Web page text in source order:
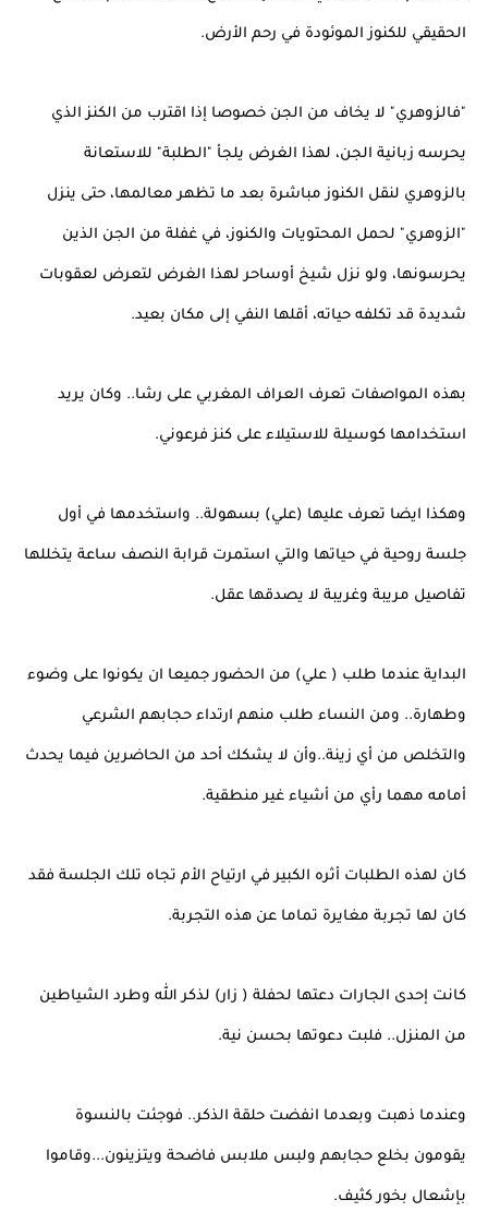
الحقيقي للكنوز الموئودة في رحم الأرض.
"فالزوهري" لا يخاف من الجن خصوصا إذا اقترب من الكنز الذي
يحرسه زبانية الجن، لهذا الغرض يلجأ "الطلبة" للاستعانة
بالزوهري لنقل الكنوز مباشرة بعد ما تظهر معالمها، حتى ينزل
"الزوهري" لحمل المحتويات والكنوز، في غفلة من الجن الذين
يحرسونها، ولو نزل شيخ أوساحر لهذا الغرض لتعرض لعقوبات
شديدة قد تكلفه حياته، أقلها النفي إلى مكان بعيد.
بهذه المواصفات تعرف العراف المغربي على رشا.. وكان يريد
استخدامها كوسيلة للاستيلاء على كنز فرعوني.
وهكذا ايضا تعرف عليها (علي) بسهولة.. واستخدمها في أول
جلسة روحية في حياتها والتي استمرت قرابة النصف ساعة يتخللها
تفاصيل مريبة وغريبة لا يصدقها عقل.
البداية عندما طلب ( علي) من الحضور جميعا ان يكونوا على وضوء
وطهارة.. ومن النساء طلب منهم ارتداء حجابهم الشرعي
والتخلص من أي زينة..وأن لا يشكك أحد من الحاضرين فيما يحدث
أمامه مهما رأي من أشياء غير منطقية.
كان لهذه الطلبات أثره الكبير في ارتياح الأم تجاه تلك الجلسة فقد
كان لها تجربة مغايرة تماما عن هذه التجربة.
كانت إحدى الجارات دعتها لحفلة ( زار) لذكر الله وطرد الشياطين
من المنزل.. فلبت دعوتها بحسن نية.
وعندما ذهبت وبعدما انفضت حلقة الذكر.. فوجئت بالنسوة
يقومون بخلع حجابهم ولبس ملابس فاضحة ويتزينون...وقاموا
بإشعال بخور كثيف.